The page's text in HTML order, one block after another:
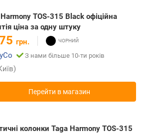
TOS-315 Black офіційна
цiна за одну штуку
грн.
З нами більше 10-ти років
Перейти в магазин
колонки Taga Harmony TOS-315